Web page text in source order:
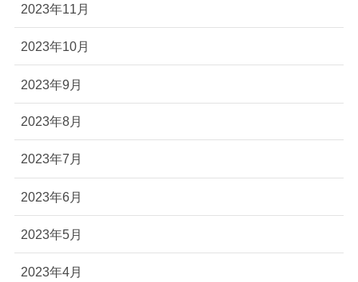
2023年11月
2023年10月
2023年9月
2023年8月
2023年7月
2023年6月
2023年5月
2023年4月